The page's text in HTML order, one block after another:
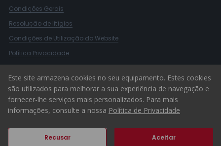
Condições Gerais
Resolução de litígios
Condições de Utilização do Website
Política Privacidade
Canal de Denúncias
© 2026 ERA Portugal
Este site armazena cookies no seu equipamento. Estes cookies
são utilizados para melhorar a sua experiência de navegação e
fornecer-lhe serviços mais personalizados. Para mais
informações, consulte a nossa Política de Privacidade
Recusar Aceitar